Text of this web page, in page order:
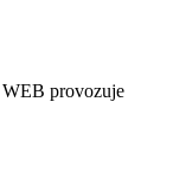
provozuje